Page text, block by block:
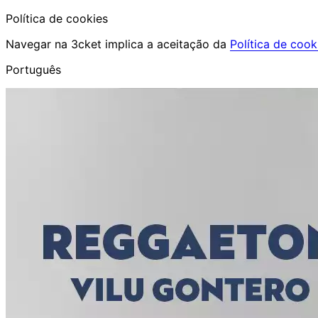
Política de cookies
Navegar na 3cket implica a aceitação da Política de
Português